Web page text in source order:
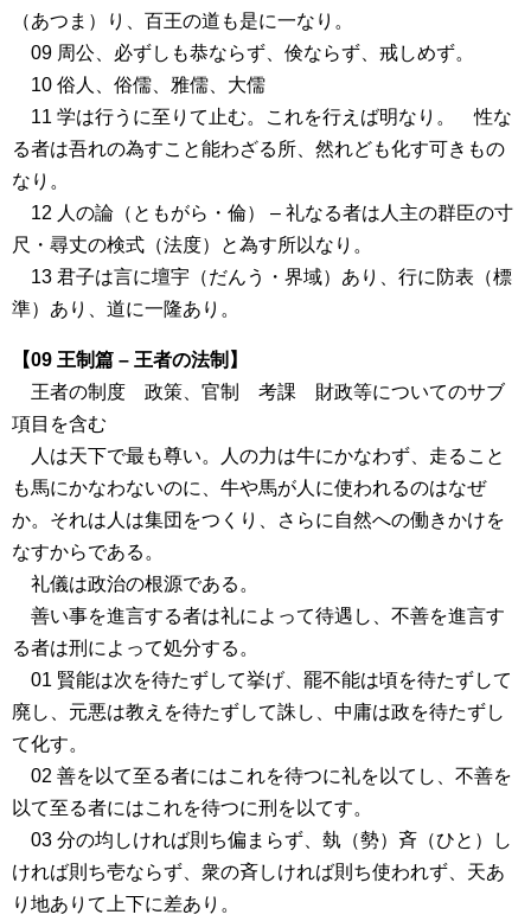
（あつま）り、百王の道も是に一なり。
09 周公、必ずしも恭ならず、倹ならず、戒しめず。
10 俗人、俗儒、雅儒、大儒
11 学は行うに至りて止む。これを行えば明なり。 性な
る者は吾れの為すこと能わざる所、然れども化す可きもの
なり。
12 人の論（ともがら・倫） – 礼なる者は人主の群臣の寸
尺・尋丈の検式（法度）と為す所以なり。
13 君子は言に壇宇（だんう・界域）あり、行に防表（標
準）あり、道に一隆あり。
【09 王制篇 – 王者の法制】
王者の制度 政策、官制 考課 財政等についてのサブ
項目を含む
人は天下で最も尊い。人の力は牛にかなわず、走ること
も馬にかなわないのに、牛や馬が人に使われるのはなぜ
か。それは人は集団をつくり、さらに自然への働きかけを
なすからである。
礼儀は政治の根源である。
善い事を進言する者は礼によって待遇し、不善を進言す
る者は刑によって処分する。
01 賢能は次を待たずして挙げ、罷不能は頃を待たずして
廃し、元悪は教えを待たずして誅し、中庸は政を待たずし
て化す。
02 善を以て至る者にはこれを待つに礼を以てし、不善を
以て至る者にはこれを待つに刑を以てす。
03 分の均しければ則ち偏まらず、埶（勢）斉（ひと）し
ければ則ち壱ならず、衆の斉しければ則ち使われず、天あ
り地ありて上下に差あり。